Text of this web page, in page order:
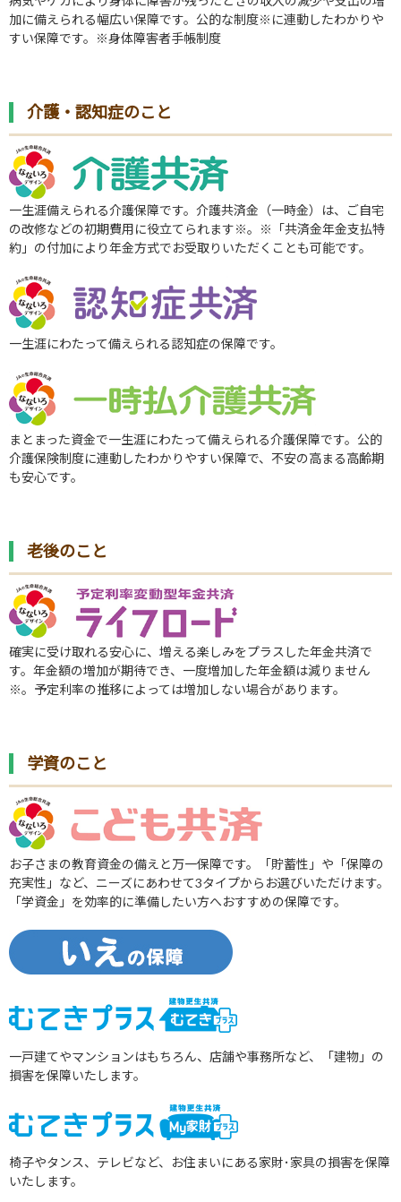
加に備えられる幅広い保障です。公的な制度※ に連動したわかりや
すい保障です。※身体障害者手帳制度
介護・認知症のこと
一生涯備えられる介護保障です。介護共済金（一時金）は、ご自宅
の改修などの初期費用に役立てられます※。※
「共済金年金支払特
約」の付加により年金方式でお受取りいただくことも可能です。
一生涯にわたって備えられる認知症の保障です。
まとまった資金で一生涯にわたって備えられる介護保障です。公的
介護保険制度に連動したわかりやすい保障で、不安の高まる高齢期
も安心です。
老後のこと
確実に受け取れる安心に、増える楽しみをプラスした年金共済で
す。年金額の増加が期待でき、一度増加した年金額は減りません
※。 予定利率の推移によっては増加しない場合があります。
学資のこと
お子さまの教育資金の備えと万一保障です。「貯蓄性」や「保障の
充実性」など、ニーズにあわせて3タイプからお選びいただけます。
「学資金」を効率的に準備したい方へおすすめの保障です。
一戸建てやマンションはもちろん、店舗や事務所など、「建物」の
損害を保障いたします。
椅子やタンス、テレビなど、お住まいにある家財･家具の損害を保障
いたします。